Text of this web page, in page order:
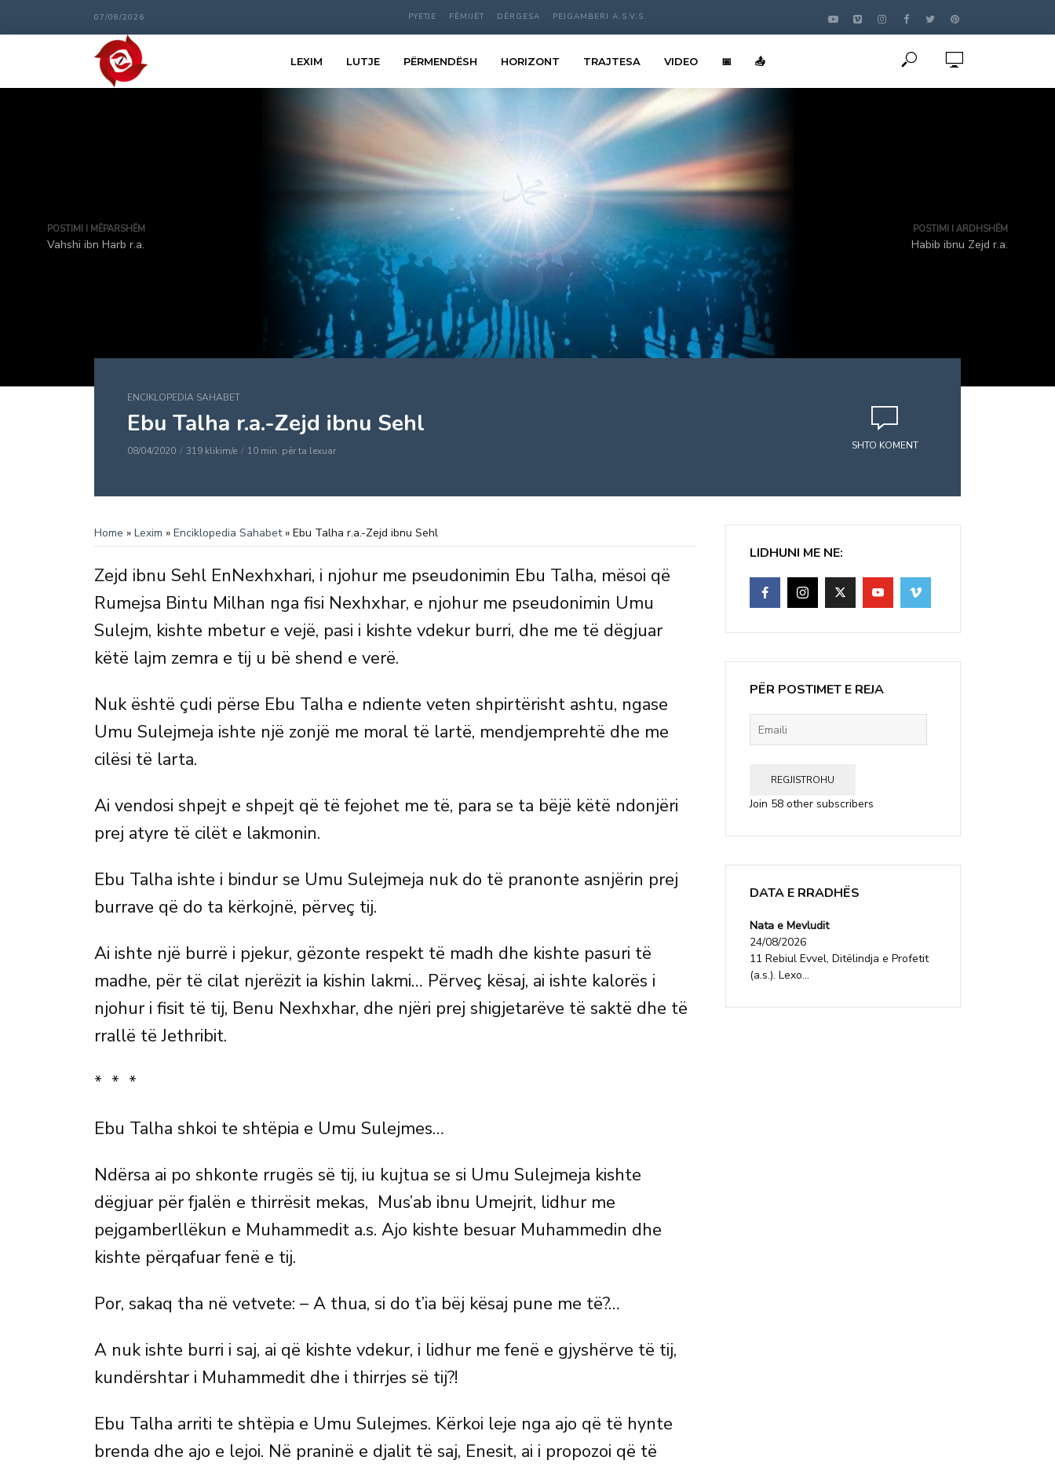
07/08/2026 PYETJE FËMIJËT DËRGESA PEJGAMBERI A.S.V.S.
LEXIM LUTJE PËRMENDËSH HORIZONT TRAJTESA VIDEO 📅 📤
POSTIMI I MËPARSHËM
Vahshi ibn Harb r.a.
POSTIMI I ARDHSHËM
Habib ibnu Zejd r.a.
ENCIKLOPEDIA SAHABET
Ebu Talha r.a.-Zejd ibnu Sehl
08/04/2020 319 klikim/e 10 min. për ta lexuar SHTO KOMENT
Home » Lexim » Enciklopedia Sahabet» Ebu Talha r.a.-Zejd ibnu Sehl
Zejd ibnu Sehl EnNexhxhari, i njohur me pseudonimin Ebu Talha, mësoi që
Rumejsa Bintu Milhan nga fisi Nexhxhar, e njohur me pseudonimin Umu
Sulejm, kishte mbetur e vejë, pasi i kishte vdekur burri, dhe me të dëgjuar
këtë lajm zemra e tij u bë shend e verë.
Nuk është çudi përse Ebu Talha e ndiente veten shpirtërisht ashtu, ngase
Umu Sulejmeja ishte një zonjë me moral të lartë, mendjemprehtë dhe me
cilësi të larta.
Ai vendosi shpejt e shpejt që të fejohet me të, para se ta bëjë këtë ndonjëri
prej atyre të cilët e lakmonin.
Ebu Talha ishte i bindur se Umu Sulejmeja nuk do të pranonte asnjërin prej
burrave që do ta kërkojnë, përveç tij.
Ai ishte një burrë i pjekur, gëzonte respekt të madh dhe kishte pasuri të
madhe, për të cilat njerëzit ia kishin lakmi… Përveç kësaj, ai ishte kalorës i
njohur i fisit të tij, Benu Nexhxhar, dhe njëri prej shigjetarëve të saktë dhe të
rrallë të Jethribit.
* * *
Ebu Talha shkoi te shtëpia e Umu Sulejmes…
Ndërsa ai po shkonte rrugës së tij, iu kujtua se si Umu Sulejmeja kishte
dëgjuar për fjalën e thirrësit mekas, Mus’ab ibnu Umejrit, lidhur me
pejgamberllëkun e Muhammedit a.s. Ajo kishte besuar Muhammedin dhe
kishte përqafuar fenë e tij.
Por, sakaq tha në vetvete: – A thua, si do t’ia bëj kësaj pune me të?…
A nuk ishte burri i saj, ai që kishte vdekur, i lidhur me fenë e gjyshërve të tij,
kundërshtar i Muhammedit dhe i thirrjes së tij?!
Ebu Talha arriti te shtëpia e Umu Sulejmes. Kërkoi leje nga ajo që të hynte
brenda dhe ajo e lejoi. Në praninë e djalit të saj, Enesit, ai i propozoi që të
LIDHUNI ME NE:
PËR POSTIMET E REJA
REGJISTROHU
Join 58 other subscribers
DATA E RRADHËS
Nata e Mevludit
24/08/2026
11 Rebiul Evvel, Ditëlindja e Profetit
(a.s.). Lexo...